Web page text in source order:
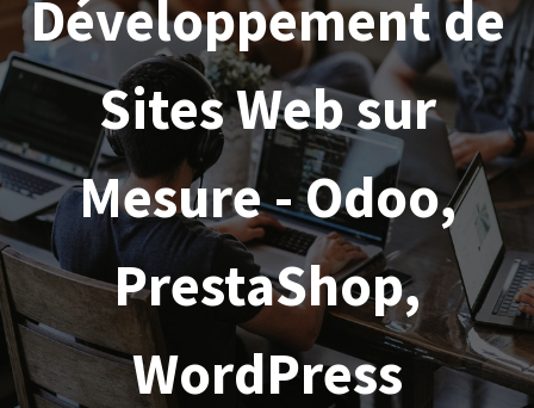
Développement de
Sites Web sur
Mesure - Odoo,
PrestaShop,
WordPress